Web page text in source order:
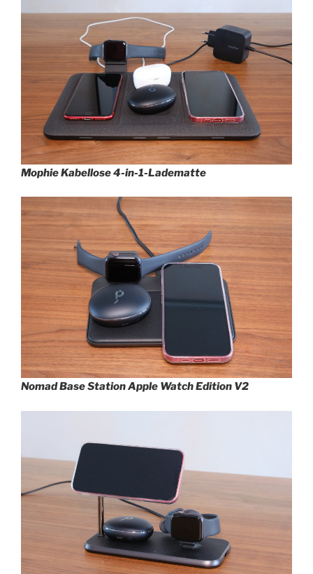
Mophie Kabellose 4-in-1-Ladematte
Nomad Base Station Apple Watch Edition V2